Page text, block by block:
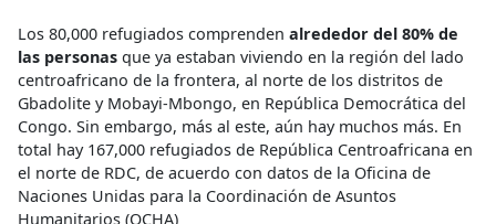
Los 80,000 refugiados comprenden alrededor del 80% de
las personas que ya estaban viviendo en la región del lado
centroafricano de la frontera, al norte de los distritos de
Gbadolite y Mobayi-Mbongo, en República Democrática del
Congo. Sin embargo, más al este, aún hay muchos más. En
total hay 167,000 refugiados de República Centroafricana en
el norte de RDC, de acuerdo con datos de la Oficina de
Naciones Unidas para la Coordinación de Asuntos
Humanitarios (OCHA)